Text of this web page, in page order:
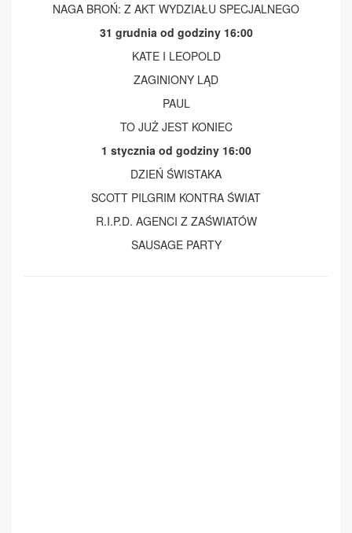
NAGA BROŃ: Z AKT WYDZIAŁU SPECJALNEGO
31 grudnia od godziny 16:00
KATE I LEOPOLD
ZAGINIONY LĄD
PAUL
TO JUŻ JEST KONIEC
1 stycznia od godziny 16:00
DZIEŃ ŚWISTAKA
SCOTT PILGRIM KONTRA ŚWIAT
R.I.P.D. AGENCI Z ZAŚWIATÓW
SAUSAGE PARTY